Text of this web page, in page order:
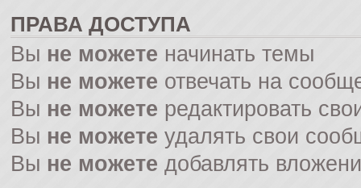
ПРАВА ДОСТУПА
Вы не можете начинать темы
Вы не можете отвечать на
Вы не можете редактировать
Вы не можете удалять свои
Вы не можете добавлять